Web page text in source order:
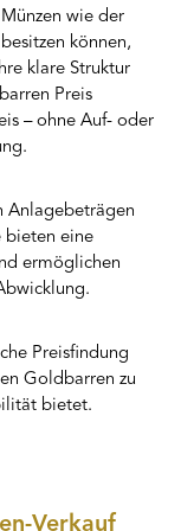
hoch und
ganz sicher
aktuellen
FAZIT:
!!
wie der
können,
klare Struktur
Preis
– ohne Auf- oder
Anlagebeträgen
bieten eine
ermöglichen
Preisfindung
Goldbarren zu
bietet.
Verkauf